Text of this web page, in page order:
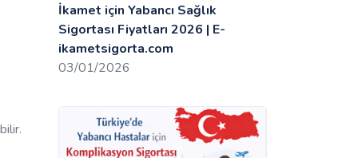
İkamet için Yabancı Sağlık
Sigortası Fiyatları 2026 | E-
ikametsigorta.com
03/01/2026